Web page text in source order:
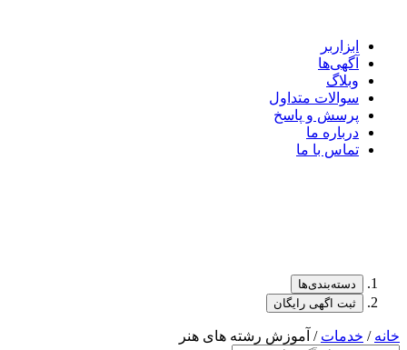
ابزاربر
آگهی‌ها
وبلاگ
سوالات متداول
پرسش و پاسخ
درباره ما
تماس با ما
دسته‌بندی‌ها
ثبت اگهی رایگان
خانه/ خدمات/ آموزش رشته های هنر